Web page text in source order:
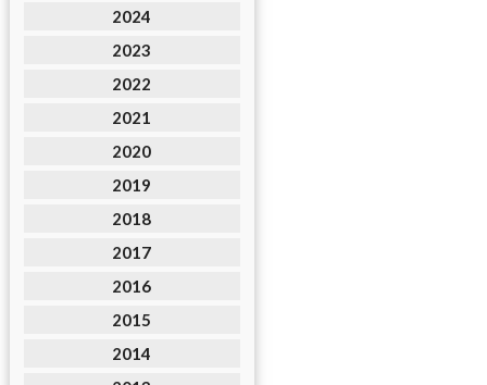
2024
2023
2022
2021
2020
2019
2018
2017
2016
2015
2014